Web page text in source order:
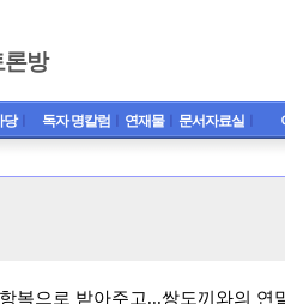
방
당ㅣ 독자 명칼럼 연재물ㅣ 문서자료실
복으로 받아주고...쌍도끼와의 연